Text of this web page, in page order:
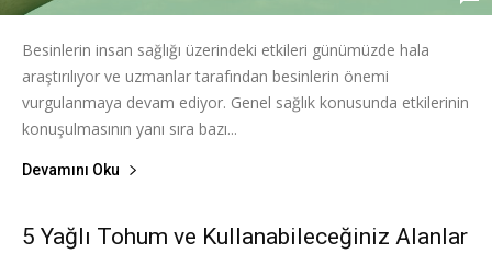
Besinlerin insan sağlığı üzerindeki etkileri günümüzde hala
araştırılıyor ve uzmanlar tarafından besinlerin önemi
vurgulanmaya devam ediyor. Genel sağlık konusunda etkilerinin
konuşulmasının yanı sıra bazı...
Devamını Oku
5 Yağlı Tohum ve Kullanabileceğiniz Alanlar